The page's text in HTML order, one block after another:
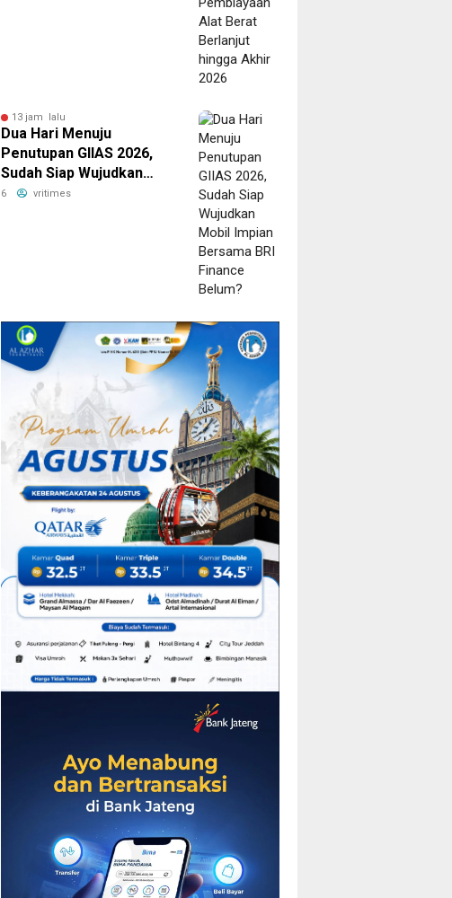
13 jam lalu
Dua Hari Menuju
Penutupan GIIAS 2026,
Sudah Siap Wujudkan
Mobil Impian Bersama
6 vritimes